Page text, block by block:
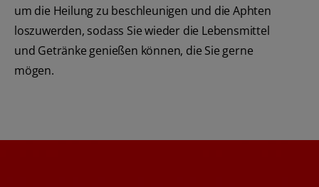
um die Heilung zu beschleunigen und die Aphten
loszuwerden, sodass Sie wieder die Lebensmittel
und Getränke genießen können, die Sie gerne
mögen.